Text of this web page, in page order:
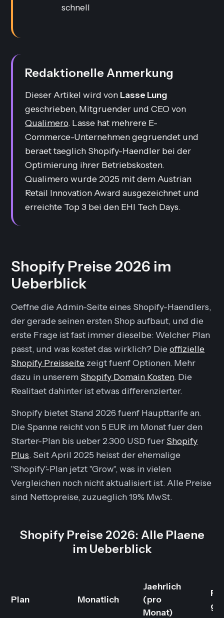
schnell
Redaktionelle Anmerkung
Dieser Artikel wird von Lasse Lung
geschrieben, Mitgruender und CEO von
Qualimero. Lasse hat mehrere E-
Commerce-Unternehmen gegruendet und
beraet taeglich Shopify-Haendler bei der
Optimierung ihrer Betriebskosten.
Qualimero wurde 2025 mit dem Austrian
Retail Innovation Award ausgezeichnet und
erreichte Top 3 bei den EHI Tech Days.
Shopify Preise 2026 im
Ueberblick
Oeffne die Admin-Seite eines Shopify-Haendlers,
der gerade seinen ersten Shop aufbaut, und die
erste Frage ist fast immer dieselbe: Welcher Plan
passt, und was kostet das wirklich? Dieoffizielle
Shopify Preisseite zeigt fuenf Optionen. Mehr
dazu in unserem Shopify Domain Kosten. Die
Realitaet dahinter ist etwas differenzierter.
Shopify bietet Stand 2026 fuenf Haupttarife an.
Die Spanne reicht von 5 EUR im Monat fuer den
Starter-Plan bis ueber 2.300 USD fuer Shopify
Plus. Seit April 2025 heisst der ehemalige
"Shopify"-Plan jetzt "Grow", was in vielen
Vergleichen noch nicht aktualisiert ist. Alle Preise
sind Nettopreise, zuzueglich 19% MwSt.
Shopify Preise 2026: Alle Plaene
im Ueberblick
Plan Monatlich
Jaehrlich
(pro
Monat)